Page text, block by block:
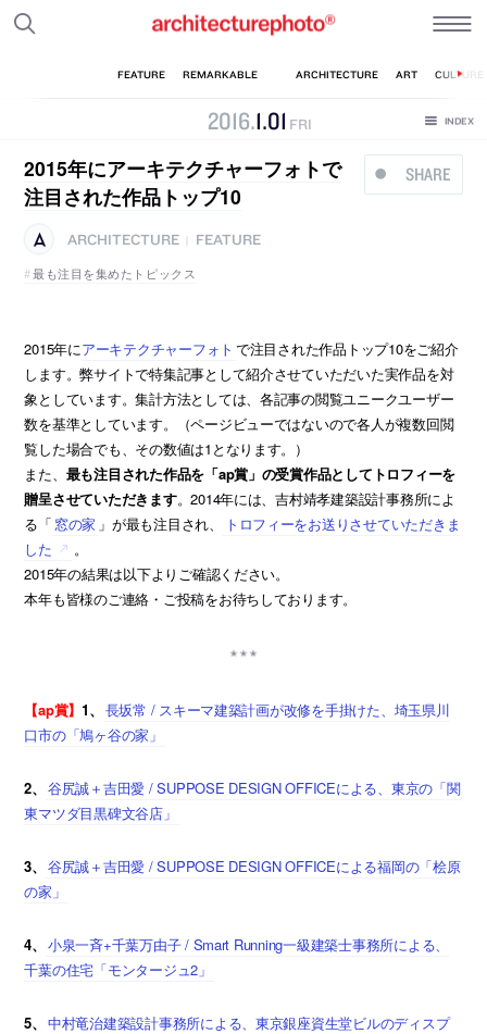
2016.1.01 FRI
SHARE
2015年にアーキテクチャーフォトで
注目された作品トップ10
ARCHITECTURE
FEATURE
最も注目を集めたトピックス
2015年にアーキテクチャーフォト で注目された作品トップ10をご紹介
します。弊サイトで特集記事として紹介させていただいた実作品を対
象としています。集計方法としては、各記事の閲覧ユニークユーザー
数を基準としています。（ページビューではないので各人が複数回閲
覧した場合でも、その数値は1となります。）
また、 最も注目された作品を「ap賞」の受賞作品としてトロフィーを
贈呈させていただきます。2014年には、吉村靖孝建築設計事務所によ
る「 窓の家 」が最も注目され、
トロフィーをお送りさせていただきま
した
。
2015年の結果は以下よりご確認ください。
本年も皆様のご連絡・ご投稿をお待ちしております。
【ap賞】1、 長坂常 / スキーマ建築計画が改修を手掛けた、埼玉県川
口市の「鳩ヶ谷の家」
2、 谷尻誠＋吉田愛 / SUPPOSE DESIGN OFFICEによる、東京の「関
東マツダ目黒碑文谷店」
3、 谷尻誠＋吉田愛 / SUPPOSE DESIGN OFFICEによる福岡の「桧原
の家」
4、 小泉一斉+千葉万由子 / Smart Running一級建築士事務所による、
千葉の住宅「モンタージュ2」
5、 中村竜治建築設計事務所による、東京銀座資生堂ビルのディスプ